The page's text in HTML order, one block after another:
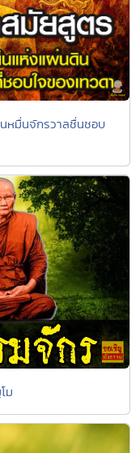
หมื่นจักรวาลชื่นชอบ
ม